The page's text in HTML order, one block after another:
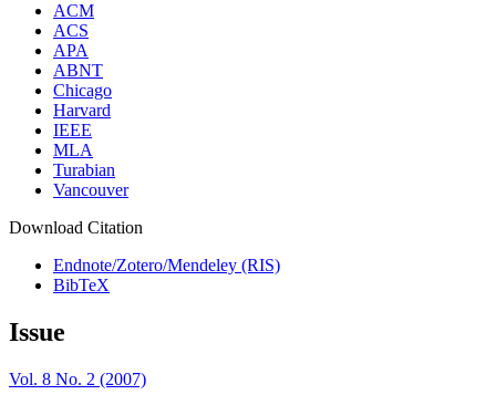
ACM
ACS
APA
ABNT
Chicago
Harvard
IEEE
MLA
Turabian
Vancouver
Download Citation
Endnote/Zotero/Mendeley (RIS)
BibTeX
Issue
Vol. 8 No. 2 (2007)